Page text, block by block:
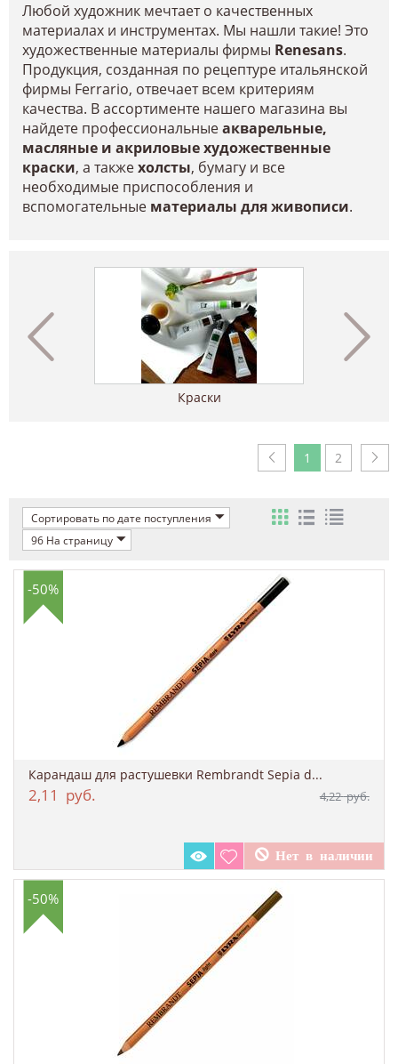
Любой художник мечтает о качественных
материалах и инструментах. Мы нашли такие! Это
художественные материалы фирмы Renesans.
Продукция, созданная по рецептуре итальянской
фирмы Ferrario, отвечает всем критериям
качества. В ассортименте нашего магазина вы
найдете профессиональныеакварельные,
масляные и акриловые художественные
краски, а такжехолсты, бумагу и все
необходимые приспособления и
вспомогательные материалы для живописи.
Краски
1 2
Сортировать по дате поступления
96 На страницу
-50%
Карандаш для растушевки Rembrandt Sepia d...
2,11 руб. 4,22руб.
-50%